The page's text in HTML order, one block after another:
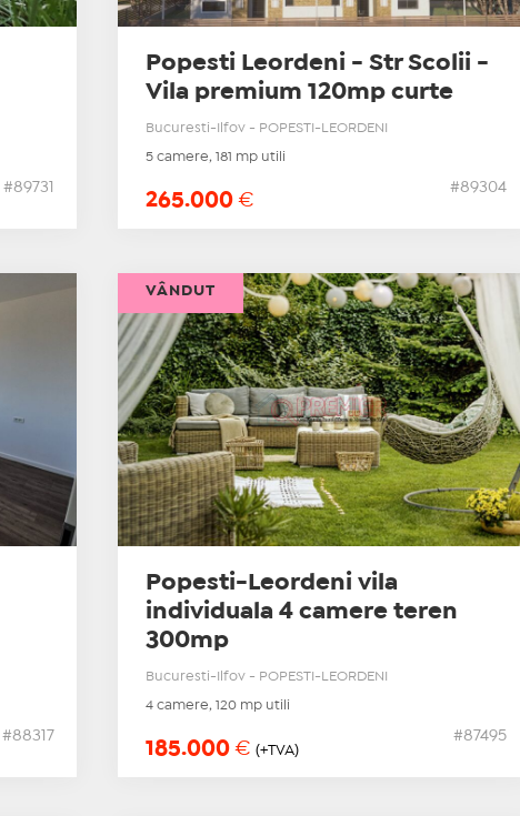
#89731
Popesti Leordeni - Str Scolii -
Vila premium 120mp curte
Bucuresti-Ilfov - POPESTI-LEORDENI
5 camere, 181 mp utili
265.000€
#89304
#88317
Popesti-Leordeni vila
individuala 4 camere teren
300mp
Bucuresti-Ilfov - POPESTI-LEORDENI
4 camere, 120 mp utili
185.000€ (+TVA)
#87495
VÂNDUT